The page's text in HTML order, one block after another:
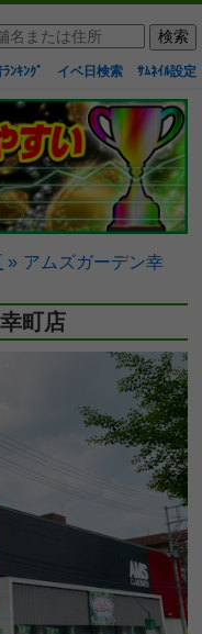
ﾝｷﾝｸﾞ イベ日検索 ｻﾑﾈｲﾙ設定
» アムズガーデン幸
町店